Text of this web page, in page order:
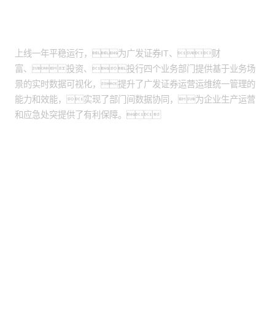
上线一年平稳运行，为广发证券IT、财
富、投资、投行四个业务部门提供基于业务场
景的实时数据可视化，提升了广发证券运营运维统一管理的
能力和效能，实现了部门间数据协同，为企业生产运营
和应急处突提供了有利保障。